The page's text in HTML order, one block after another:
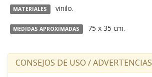
MATERIALES vinilo.
MEDIDAS APROXIMADAS 75 x 35 cm.
CONSEJOS DE USO / ADVERTENCIAS